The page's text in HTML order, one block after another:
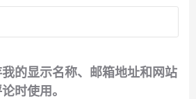
的显示名称、邮箱地址和网站
时使用。